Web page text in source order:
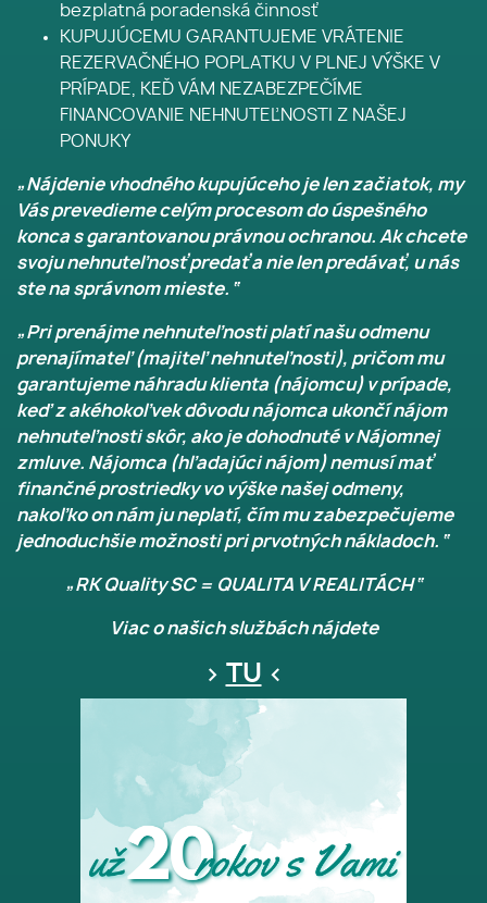
bezplatná poradenská činnosť
KUPUJÚCEMU GARANTUJEME VRÁTENIE
REZERVAČNÉHO POPLATKU V PLNEJ VÝŠKE V
PRÍPADE, KEĎ VÁM NEZABEZPEČÍME
FINANCOVANIE NEHNUTEĽNOSTI Z NAŠEJ
PONUKY
„Nájdenie vhodného kupujúceho je len začiatok, my
Vás prevedieme celým procesom do úspešného
konca s garantovanou právnou ochranou. Ak chcete
svoju nehnuteľnosť predať a nie len predávať, u nás
ste na správnom mieste.“
„Pri prenájme nehnuteľnosti platí našu odmenu
prenajímateľ (majiteľ nehnuteľnosti), pričom mu
garantujeme náhradu klienta (nájomcu) v prípade,
keď z akéhokoľvek dôvodu nájomca ukončí nájom
nehnuteľnosti skôr, ako je dohodnuté v Nájomnej
zmluve. Nájomca (hľadajúci nájom) nemusí mať
finančné prostriedky vo výške našej odmeny,
nakoľko on nám ju neplatí, čím mu zabezpečujeme
jednoduchšie možnosti pri prvotných nákladoch.“
„RK Quality SC = QUALITA V REALITÁCH“
Viac o našich službách nájdete
> TU <